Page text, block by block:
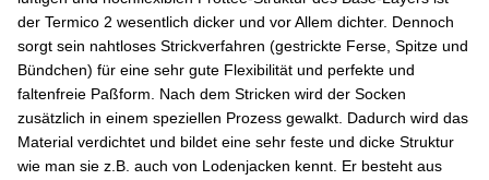
der Termico 2 wesentlich dicker und vor Allem dichter. Dennoch
sorgt sein nahtloses Strickverfahren (gestrickte Ferse, Spitze und
Bündchen) für eine sehr gute Flexibilität und perfekte und
faltenfreie Paßform. Nach dem Stricken wird der Socken
zusätzlich in einem speziellen Prozess gewalkt. Dadurch wird das
Material verdichtet und bildet eine sehr feste und dicke Struktur
wie man sie z.B. auch von Lodenjacken kennt. Er besteht aus